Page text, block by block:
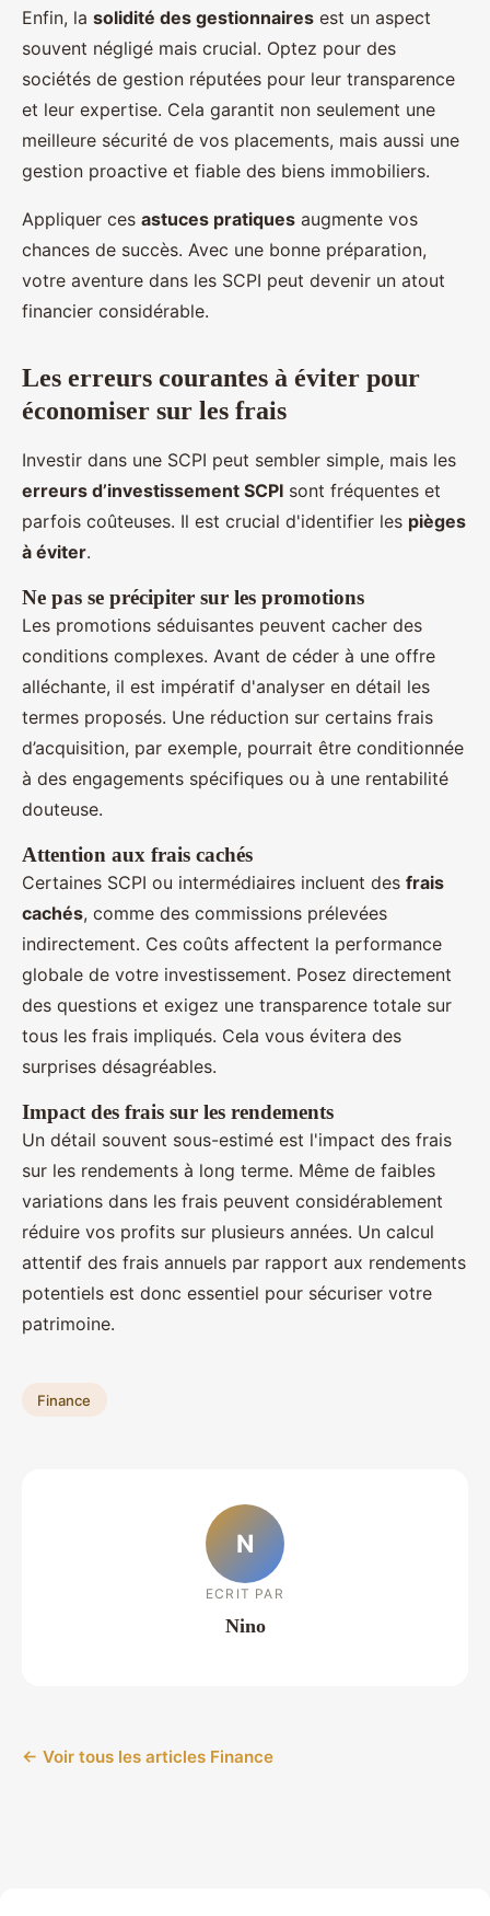
Enfin, la solidité des gestionnaires est un aspect
souvent négligé mais crucial. Optez pour des
sociétés de gestion réputées pour leur transparence
et leur expertise. Cela garantit non seulement une
meilleure sécurité de vos placements, mais aussi une
gestion proactive et fiable des biens immobiliers.
Appliquer ces astuces pratiques augmente vos
chances de succès. Avec une bonne préparation,
votre aventure dans les SCPI peut devenir un atout
financier considérable.
Les erreurs courantes à éviter pour
économiser sur les frais
Investir dans une SCPI peut sembler simple, mais les
erreurs d’investissement SCPI sont fréquentes et
parfois coûteuses. Il est crucial d'identifier les pièges
à éviter.
Ne pas se précipiter sur les promotions
Les promotions séduisantes peuvent cacher des
conditions complexes. Avant de céder à une offre
alléchante, il est impératif d'analyser en détail les
termes proposés. Une réduction sur certains frais
d’acquisition, par exemple, pourrait être conditionnée
à des engagements spécifiques ou à une rentabilité
douteuse.
Attention aux frais cachés
Certaines SCPI ou intermédiaires incluent des frais
cachés, comme des commissions prélevées
indirectement. Ces coûts affectent la performance
globale de votre investissement. Posez directement
des questions et exigez une transparence totale sur
tous les frais impliqués. Cela vous évitera des
surprises désagréables.
Impact des frais sur les rendements
Un détail souvent sous-estimé est l'impact des frais
sur les rendements à long terme. Même de faibles
variations dans les frais peuvent considérablement
réduire vos profits sur plusieurs années. Un calcul
attentif des frais annuels par rapport aux rendements
potentiels est donc essentiel pour sécuriser votre
patrimoine.
Finance
N
ECRIT PAR
Nino
← Voir tous les articles Finance